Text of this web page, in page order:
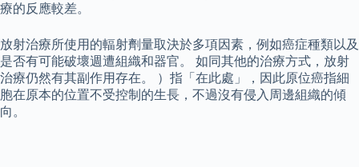
療的反應較差。
放射治療所使用的輻射劑量取決於多項因素，例如癌症種類以及
是否有可能破壞週遭組織和器官。 如同其他的治療方式，放射
治療仍然有其副作用存在。 ）指「在此處」，因此原位癌指細
胞在原本的位置不受控制的生長，不過沒有侵入周邊組織的傾
向。